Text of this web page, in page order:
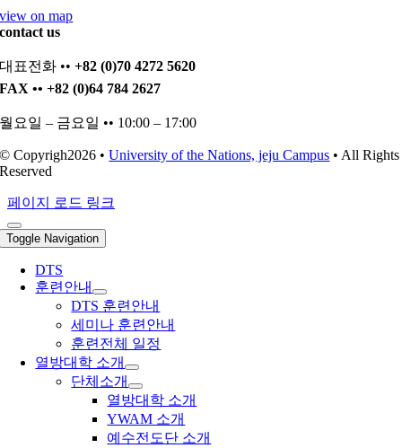
view on map
contact us
대표전화 ••+82 (0)70 4272 5620
FAX •• +82 (0)64 784 2627
월요일 – 금요일 •• 10:00 – 17:00
© Copyrigh2026 •University of the Nations, jeju Campus • All Rights
Reserved
페이지 로드 링크
Toggle Navigation
DTS
훈련안내
DTS 훈련안내
세미나 훈련안내
훈련전체 일정
열방대학 소개
단체소개
열방대학 소개
YWAM 소개
예수전도단 소개